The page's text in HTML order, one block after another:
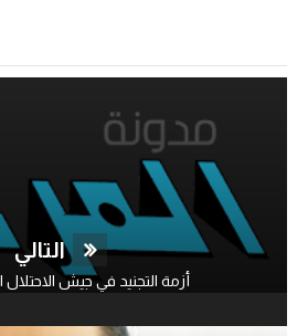
التالي
أزمة التجنيد في جيش الاحتلال